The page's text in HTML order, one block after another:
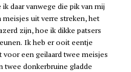
daar vanwege die pik van mij
meisjes uit verre streken, het
zijn, hoe ik dikke patsers
Ik heb er ooit eentje
een geilaard twee meisjes
donkerbruine gladde